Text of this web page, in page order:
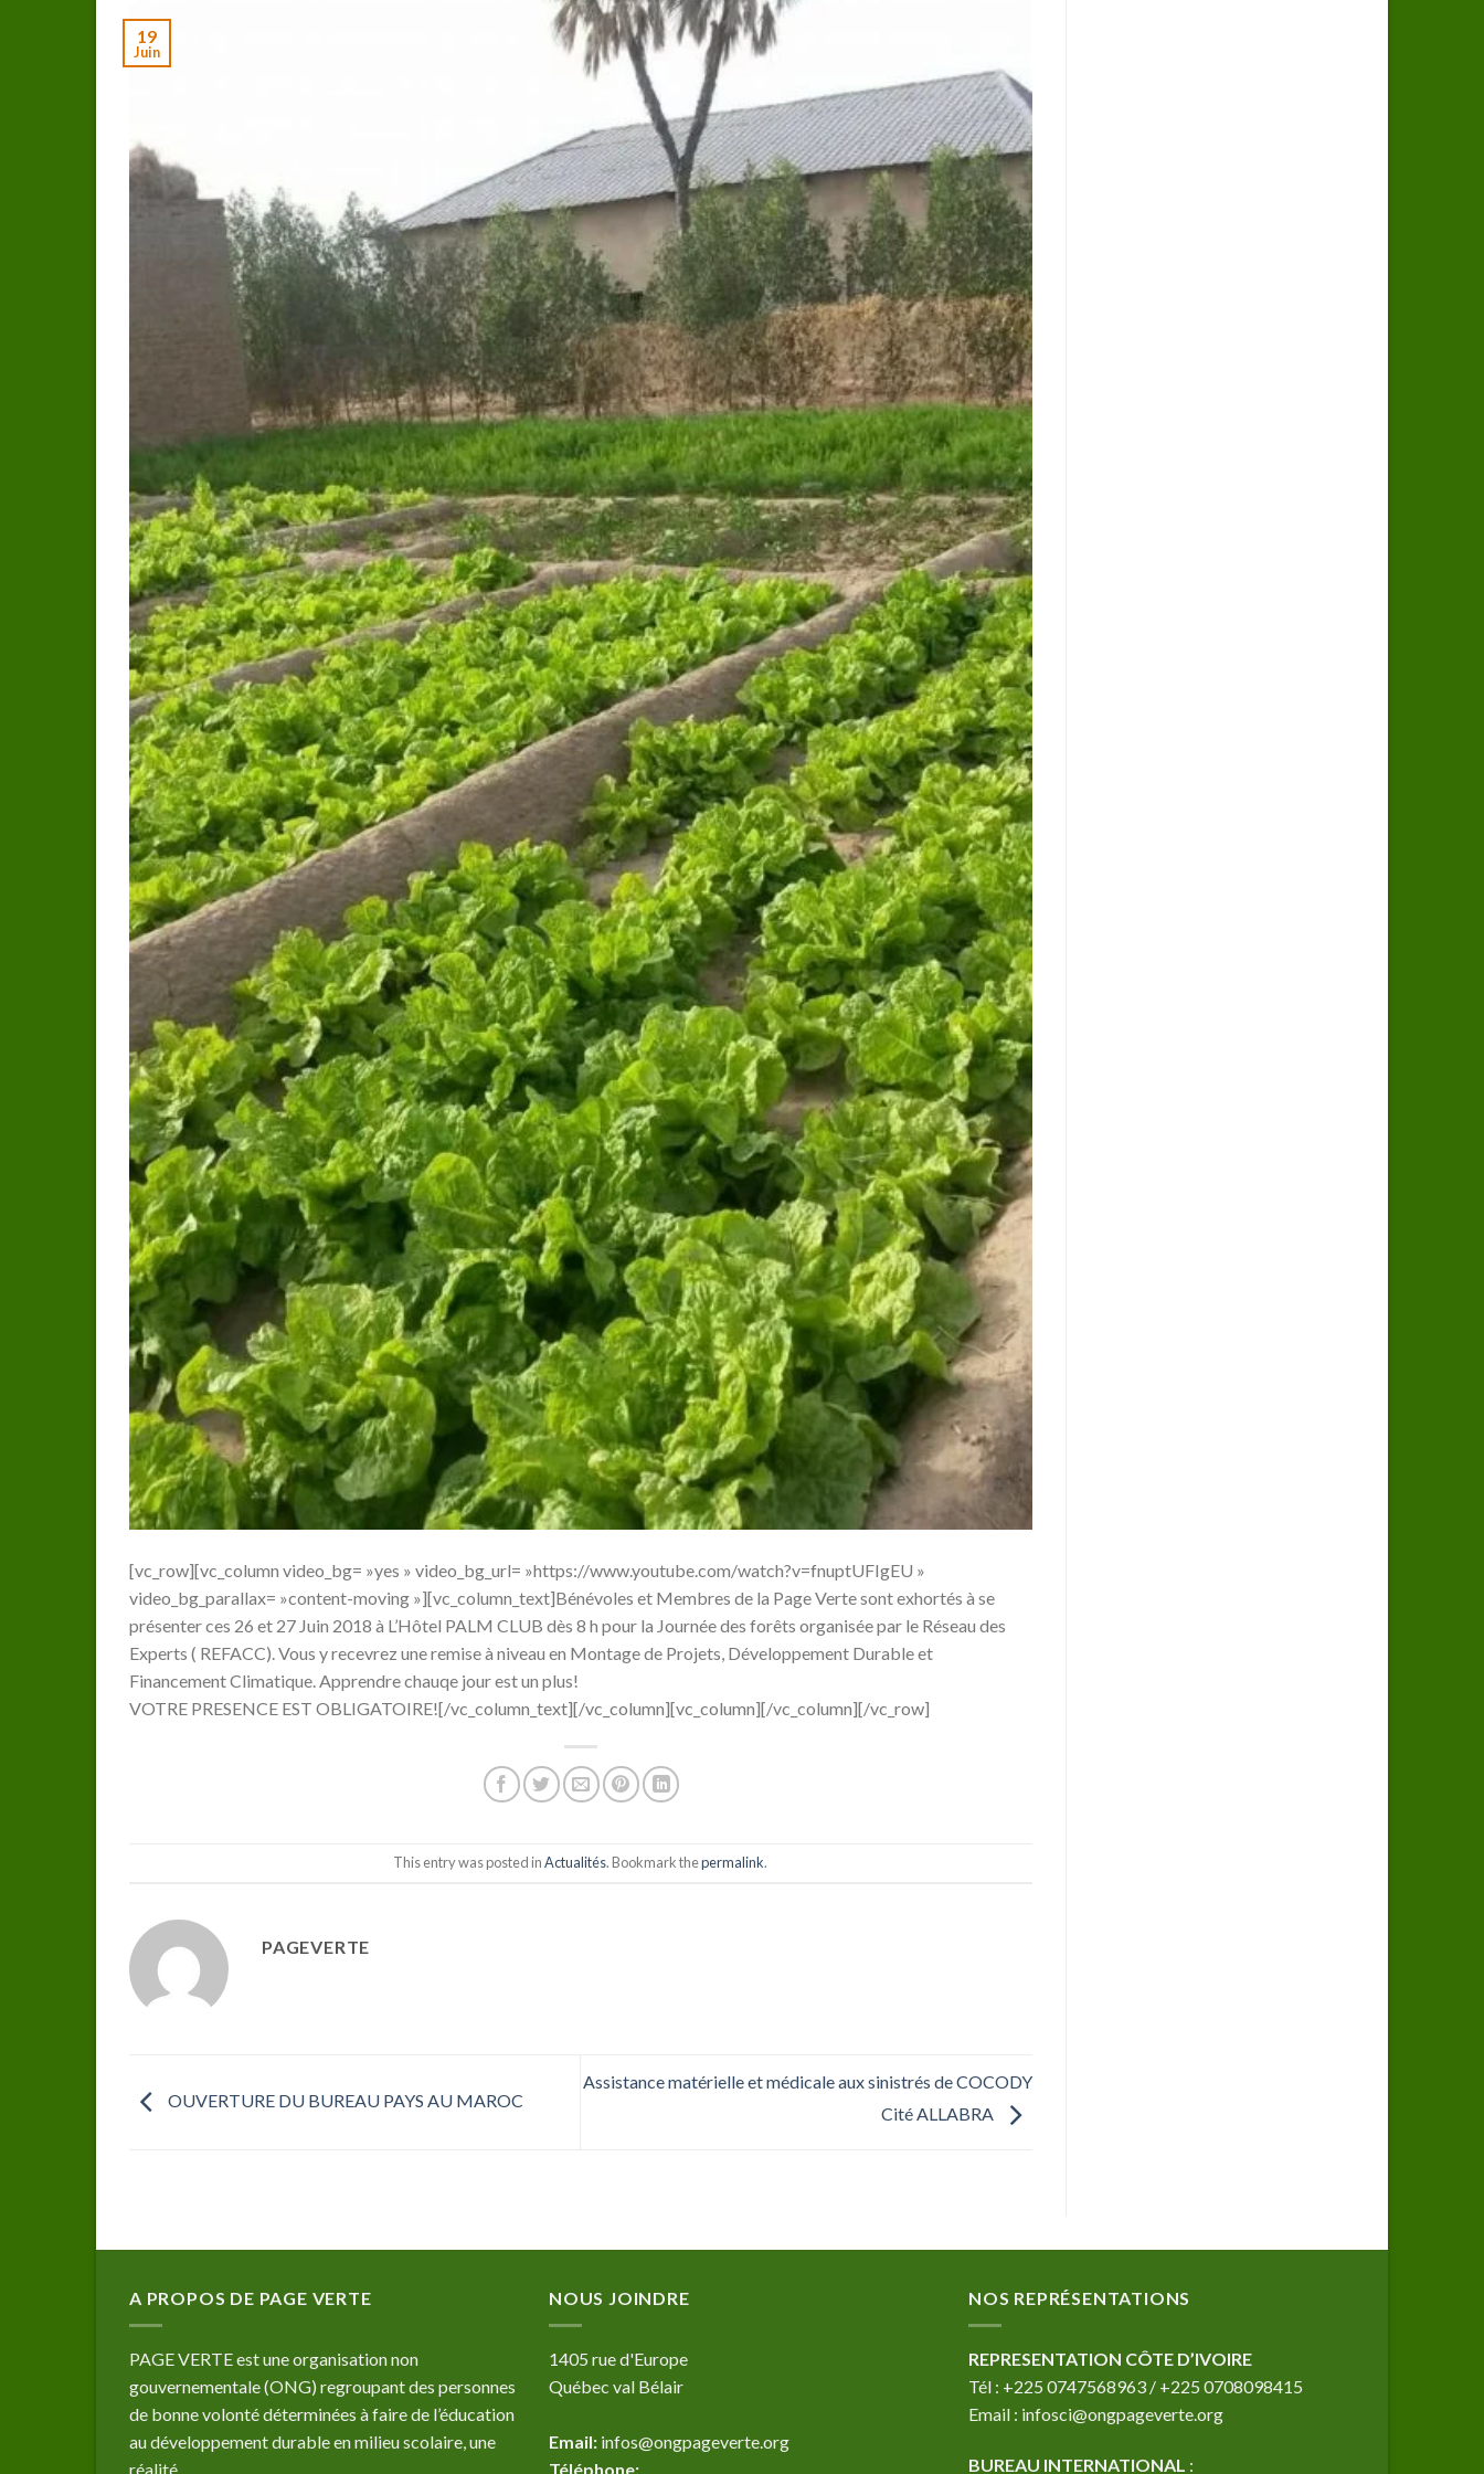
19
Juin
[vc_row][vc_column video_bg= »yes » video_bg_url= »https://www.youtube.com/watch?v=fnuptUFIgEU »
video_bg_parallax= »content-moving »][vc_column_text]Bénévoles et Membres de la Page Verte sont exhortés à se
présenter ces 26 et 27 Juin 2018 à L’Hôtel PALM CLUB dès 8 h pour la Journée des forêts organisée par le Réseau des
Experts ( REFACC). Vous y recevrez une remise à niveau en Montage de Projets, Développement Durable et
Financement Climatique. Apprendre chauqe jour est un plus!
VOTRE PRESENCE EST OBLIGATOIRE![/vc_column_text][/vc_column][vc_column][/vc_column][/vc_row]
This entry was posted inActualités. Bookmark thepermalink.
PAGEVERTE
OUVERTURE DU BUREAU PAYS AU MAROC
Assistance matérielle et médicale aux sinistrés de COCODY
Cité ALLABRA
A PROPOS DE PAGE VERTE
PAGE VERTE est une organisation non
gouvernementale (ONG) regroupant des personnes
de bonne volonté déterminées à faire de l’éducation
au développement durable en milieu scolaire, une
réalité.
NOUS JOINDRE
1405 rue d'Europe
Québec val Bélair
Email: infos@ongpageverte.org
Téléphone:
NOS REPRÉSENTATIONS
REPRESENTATION CÔTE D’IVOIRE
Tél : +225 0747568963 / +225 0708098415
Email : infosci@ongpageverte.org
BUREAU INTERNATIONAL :